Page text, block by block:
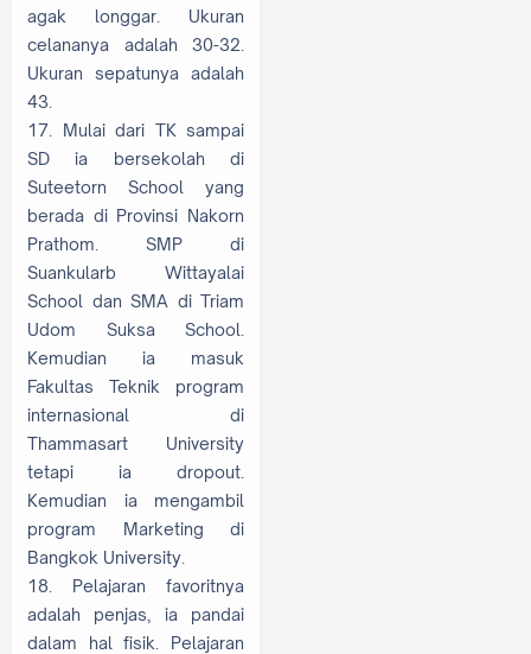
agak longgar. Ukuran
celananya adalah 30-32.
Ukuran sepatunya adalah
43.
17. Mulai dari TK sampai
SD ia bersekolah di
Suteetorn School yang
berada di Provinsi Nakorn
Prathom. SMP di
Suankularb Wittayalai
School dan SMA di Triam
Udom Suksa School.
Kemudian ia masuk
Fakultas Teknik program
internasional di
Thammasart University
tetapi ia dropout.
Kemudian ia mengambil
program Marketing di
Bangkok University.
18. Pelajaran favoritnya
adalah penjas, ia pandai
dalam hal fisik. Pelajaran